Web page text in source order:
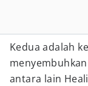
Kedua adalah
antara lain